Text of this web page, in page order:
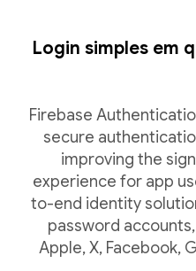
Login simples em
Firebase
secure
improving the
experience for app
to-end identity
password
Apple, X, Facebook,